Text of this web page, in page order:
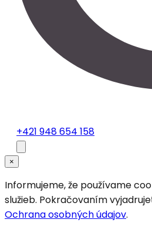
+421 948 654 158
×
Informujeme, že používame
služieb. Pokračovaním
Ochrana osobných údajov.